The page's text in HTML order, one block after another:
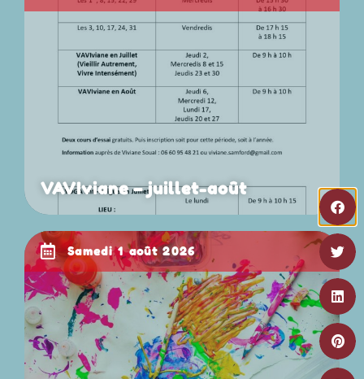
VAVIviane – juillet-août
samedi 1 août 2026